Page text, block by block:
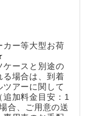
ー等大型お荷
ケースと別途の
る場合は、到着
アーに関して
追加料金目安：1
合、ご用意の送